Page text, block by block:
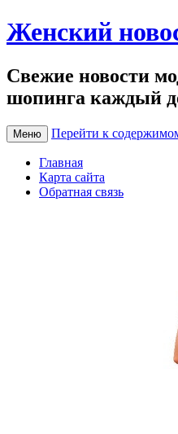
Женский
Свежие новости
шопинга каждый
Меню Перейти к
Главная
Карта сайта
Обратная связь